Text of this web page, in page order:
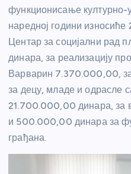
функционисање културно-
наредној години
Центар за социјални рад
динара, за реализацију
Варварин 7.370.000,00,
за децу, младе и одрасле
21.700.000,00 динара, за
и 500.000,00 динара за
грађана.